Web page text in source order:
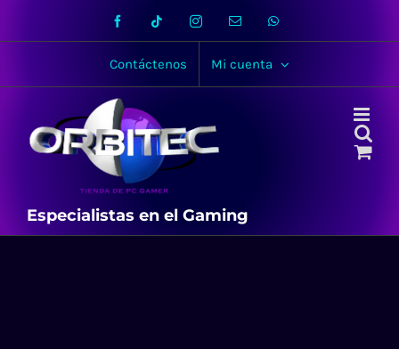
Facebook Tiktok InstagramEmail WhatsApp
Contáctenos Mi cuenta
Especialistas en el Gaming